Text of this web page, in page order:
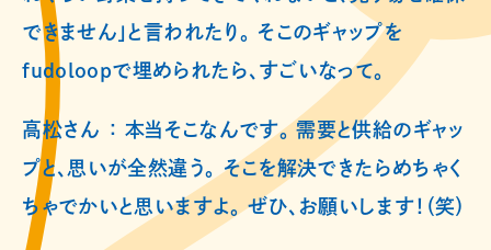
できません」と言われたり。 そこのギャップを
fudoloopで埋められたら、すごいなって。
高松さん ： 本当そこなんです。 需要と供給のギャッ
プと、思いが全然違う。 そこを解決できたらめちゃく
ちゃでかいと思いますよ。 ぜひ、お願いします！（笑）